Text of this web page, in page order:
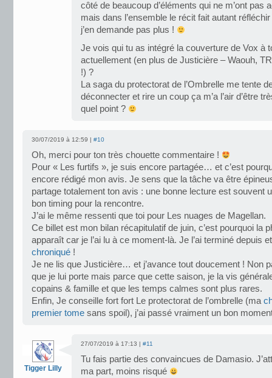
côté de beaucoup d’éléments qui ne m’ont pas
mais dans l’ensemble le récit fait autant réfléchir
j’en demande pas plus !
Je vois qui tu as intégré la couverture de Vox à
actuellement (en plus de Justicière – Waouh,
!) ?
La saga du protectorat de l’Ombrelle me tente
déconnecter et rire un coup ça m’a l’air d’être
quel point ?
30/07/2019 à 12:59 | #10
Oh, merci pour ton très chouette commentaire !
Pour « Les furtifs », je suis encore partagée… et c’est
encore rédigé mon avis. Je sens que la tâche va être
partage totalement ton avis : une bonne lecture est souvent
bon timing pour la rencontre.
J’ai le même ressenti que toi pour Les nuages de Magellan.
Ce billet est mon bilan récapitulatif de juin, c’est pourquoi la
apparaît car je l’ai lu à ce moment-là. Je l’ai terminé depuis
chroniqué !
Je ne lis que Justicière… et j’avance tout doucement ! Non
que je lui porte mais parce que cette saison, je la vis
copains & famille et que les temps calmes sont plus rares.
Enfin, Je conseille fort fort Le protectorat de l’ombrelle (ma
premier tome sans spoil), j’ai passé vraiment un bon
Tigger Lilly
27/07/2019 à 17:13 | #11
Tu fais partie des convaincues de Damasio.
ma part, moins risqué